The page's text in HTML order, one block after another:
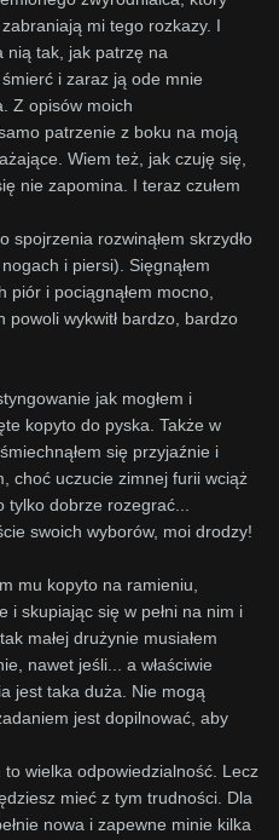
mi tego rozkazy. I
nią tak, jak patrzę na
i zaraz ją ode mnie
Z opisów moich
patrzenie z boku na moją
Wiem też, jak czuję się,
nie zapomina. I teraz czułem
spojrzenia rozwinąłem skrzydło
i piersi). Sięgnąłem
piór i pociągnąłem mocno,
wykwitł bardzo, bardzo
jak mogłem i
kopyto do pyska. Także w
się przyjaźnie i
choć uczucie zimnej furii wciąż
tylko dobrze rozegrać...
swoich wyborów, moi drodzy!
mu kopyto na ramieniu,
i skupiając się w pełni na nim i
małej drużynie musiałem
nawet jeśli... a właściwie
jest taka duża. Nie mogą
jest dopilnować, aby
wielka odpowiedzialność. Lecz
mieć z tym trudności. Dla
nowa i zapewne minie kilka